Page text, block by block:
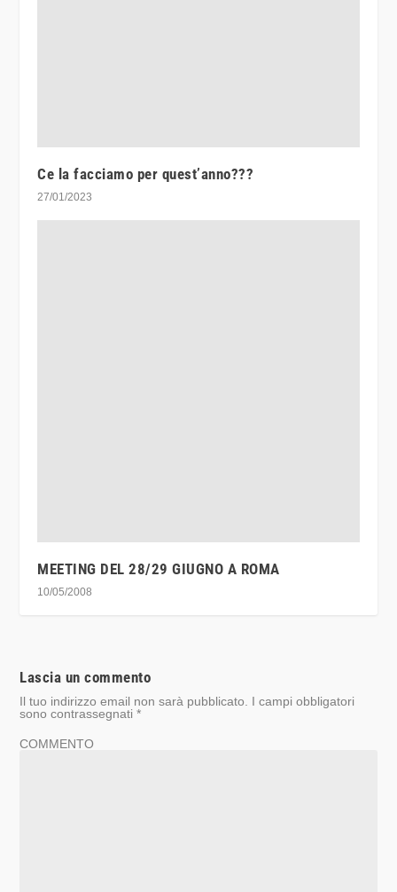
Ce la facciamo per quest’anno???
27/01/2023
MEETING DEL 28/29 GIUGNO A ROMA
10/05/2008
Lascia un commento
Il tuo indirizzo email non sarà pubblicato.
I campi obbligatori
sono contrassegnati*
COMMENTO